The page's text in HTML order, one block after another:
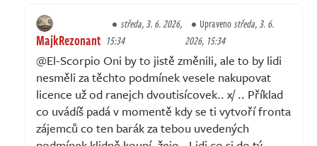
MajkRezonant
středa, 3. 6. 2026,
15:34
Upravenostředa, 3. 6.
2026, 15:34
@El-Scorpio Oni by to jistě změnili, ale to by lidi
nesměli za těchto podmínek vesele nakupovat
licence už od ranejch dvoutisícovek.. x/ .. Příklad
co uvádíš padá v momentě kdy se ti vytvoří fronta
zájemců co ten barák za tebou uvedených